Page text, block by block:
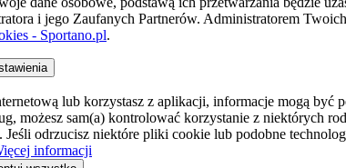
i jego Zaufanych Partnerów. Administratorem
- Sportano.pl.
lub korzystasz z aplikacji, informacje mogą
możesz sam(a) kontrolować korzystanie z
Jeśli odrzucisz niektóre pliki cookie lub podobne
informacji